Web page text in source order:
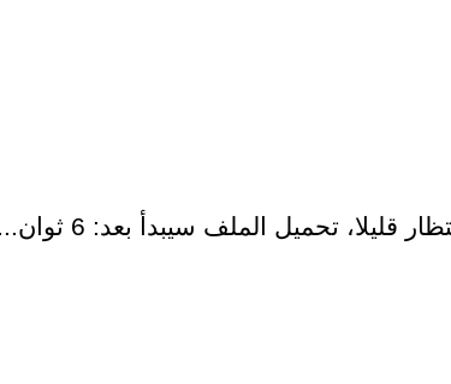
قليلا، تحميل الملف سيبدأ بعد: 6 ثوان...